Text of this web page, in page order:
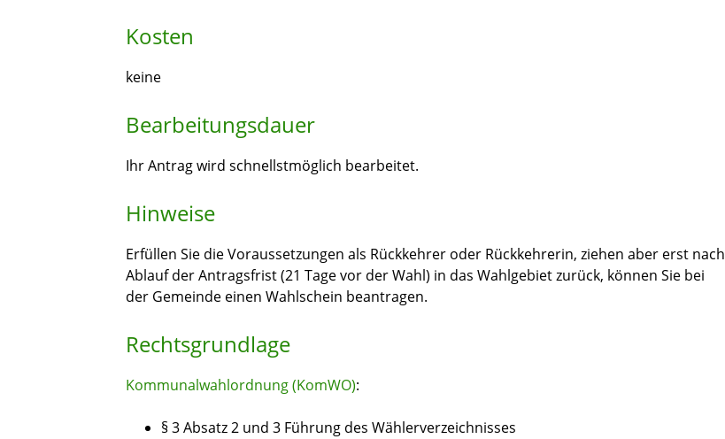
Kosten
keine
Bearbeitungsdauer
Ihr Antrag wird schnellstmöglich bearbeitet.
Hinweise
Erfüllen Sie die Voraussetzungen als Rückkehrer oder Rückkehrerin, ziehen aber erst nach
Ablauf der Antragsfrist (21 Tage vor der Wahl) in das Wahlgebiet zurück, können Sie bei
der Gemeinde einen Wahlschein beantragen.
Rechtsgrundlage
Kommunalwahlordnung (KomWO):
§ 3 Absatz 2 und 3 Führung des Wählerverzeichnisses